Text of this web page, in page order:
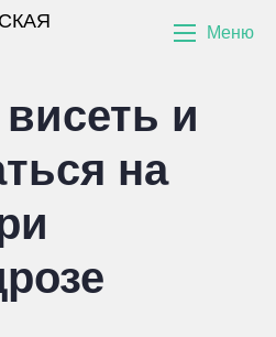
Меню
и
на